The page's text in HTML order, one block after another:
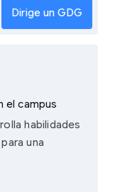
Dirige un GDG
el campus
habilidades
una